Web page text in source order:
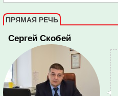
ПРЯМАЯ РЕЧЬ
Сергей Скобей